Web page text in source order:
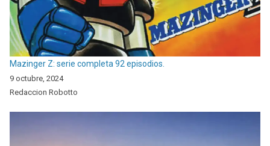
Mazinger Z: serie completa 92 episodios.
9 octubre, 2024
Redaccion Robotto